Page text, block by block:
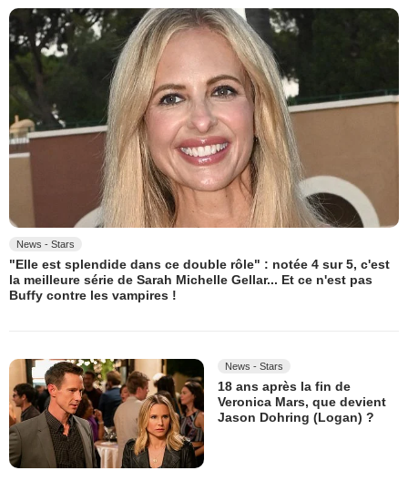
News - Stars
"Elle est splendide dans ce double rôle" : notée 4 sur 5, c'est
la meilleure série de Sarah Michelle Gellar... Et ce n'est pas
Buffy contre les vampires !
News - Stars
18 ans après la fin de
Veronica Mars, que devient
Jason Dohring (Logan) ?